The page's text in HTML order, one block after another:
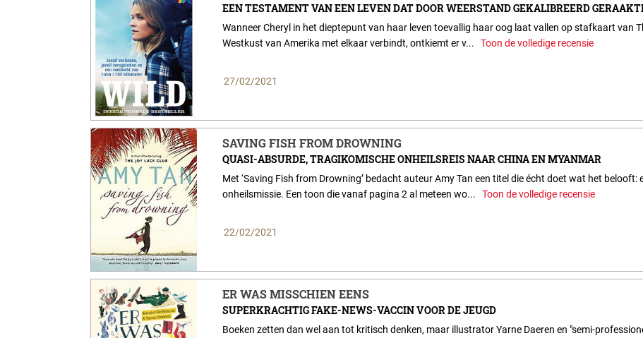
EEN TESTAMENT VAN EEN LEVEN DAT DOOR WEERSTAND GEKALIBREERD
Wanneer Cheryl in het dieptepunt van haar leven toevallig haar oog laat vallen op stafkaart van
Westkust van Amerika met elkaar verbindt, ontkiemt er v...
Toon de volledige recensie
27/02/2021
SAVING FISH FROM DROWNING
QUASI-ABSURDE, TRAGIKOMISCHE ONHEILSREIS NAAR CHINA EN MYANMAR
Met ‘Saving Fish from Drowning’ bedacht auteur Amy Tan een titel die écht doet wat het
onheilsmissie. Een toon die vanaf pagina 2 al meteen wo...
Toon de volledige recensie
22/02/2021
ER WAS MISSCHIEN EENS
SUPERKRACHTIG FAKE-NEWS-VACCIN VOOR DE JEUGD
Boeken zetten dan wel aan tot kritisch denken, maar illustrator Yarne Daeren en "semi-